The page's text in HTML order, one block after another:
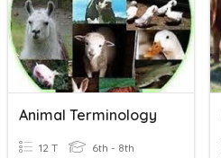
Animal Terminology
12 T 6th - 8th